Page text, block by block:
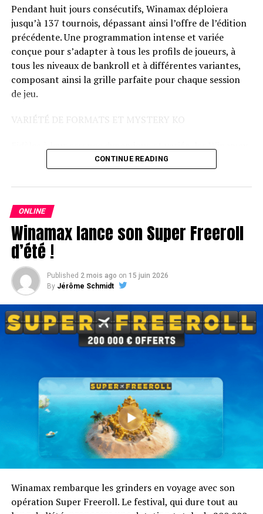
Pendant huit jours consécutifs, Winamax déploiera
jusqu’à 137 tournois, dépassant ainsi l’offre de l’édition
précédente. Une programmation intense et variée
conçue pour s’adapter à tous les profils de joueurs, à
tous les niveaux de bankroll et à différentes variantes,
composant ainsi la grille parfaite pour chaque session
de jeu.
VARIÉTÉ DE FORMATS ET MYSTERY KO
Islands proposent différents formats pour ne laisser
personne sur sa faim : les Mystery KO, les frénétiques
Space KO, la folie du Trident et des tournois en
variantes mixtes comme le HORSE.
Avec un calendrier chargé en action, les Winamax
Islands s’imposent désormais comme un rendez-vous
estival incontournable pour les grinders les plus fidèles.
Tout comprendre sur les Winamax Islands
CONTINUE READING
ONLINE
Winamax lance son Super Freeroll
d’été !
Published 2 mois ago on 15 juin 2026
By Jérôme Schmidt
Winamax rembarque les grinders en voyage avec son
opération Super Freeroll. Le festival, qui dure tout au